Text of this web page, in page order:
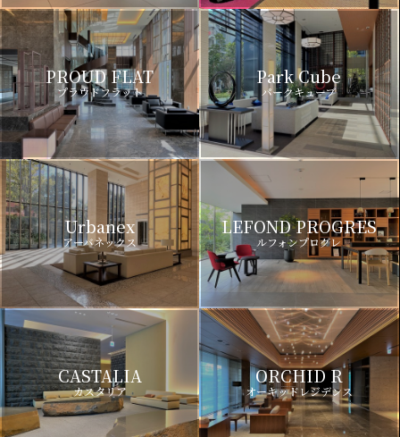
PROUD FLAT
プラウドフラット
Park Cube
パークキューブ
Urbanex
アーバネックス
LEFOND PROGRES
ルフォンプログレ
CASTALIA
カスタリア
ORCHID R
オーキッドレジデンス